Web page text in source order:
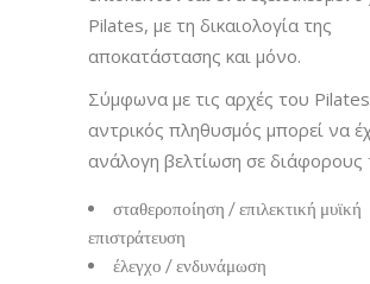
Pilates, με τη δικαιολογία της
αποκατάστασης και μόνο.
Σύμφωνα με τις αρχές του
αντρικός πληθυσμός μπορεί να
ανάλογη βελτίωση σε διάφορους
σταθεροποίηση / επιλεκτική μυϊκή
επιστράτευση
έλεγχο / ενδυνάμωση